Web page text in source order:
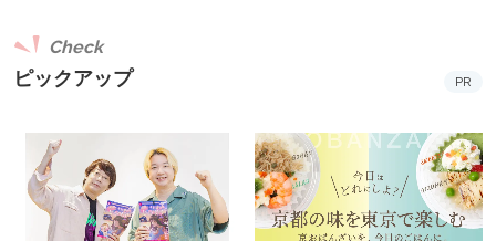
ピックアップ
Check
PR